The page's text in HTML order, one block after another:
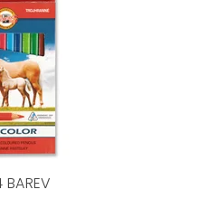
BAREV